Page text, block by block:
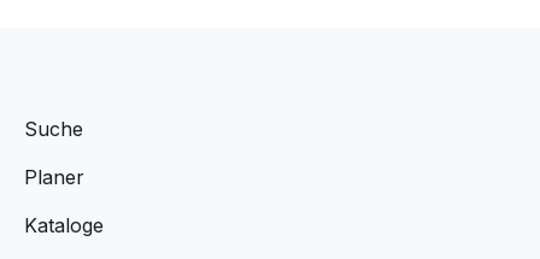
Suche
Planer
Kataloge